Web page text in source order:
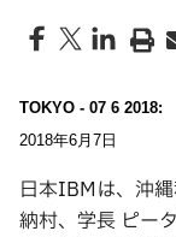
TOKYO - 07 6 2018:
2018年6月7日
日本IBMは、沖
納村、学長 ピー